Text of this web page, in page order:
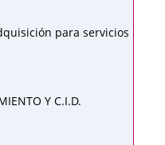
para servicios
Y C.I.D.